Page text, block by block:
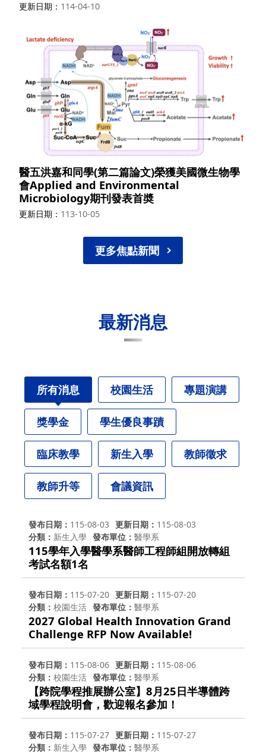
更新日期 114-04-10
醫五洪嘉和同學(第二篇論文)榮獲美國微生物學
會Applied and Environmental
Microbiology期刊發表首奬
更新日期 113-10-05
更多焦點新聞
最新消息
所有消息 校園生活 專題演講
獎學金 學生優良事蹟
臨床教學 新生入學 教師徵求
教師升等 會議資訊
發布日期 115-08-03 更新日期
115-08-03
分類
新生入學 發布單位 醫學系
115學年入學醫學系醫師工程師組開放轉組
考試名額1名
發布日期 115-07-20 更新日期
115-07-20
分類
校園生活 發布單位 醫學系
2027 Global Health Innovation Grand
Challenge RFP Now Available!
發布日期 115-08-06 更新日期
115-08-06
分類
校園生活 發布單位 醫學系
【跨院學程推展辦公室】8月25日半導體跨
域學程說明會，歡迎報名參加！
發布日期 115-07-27 更新日期
115-07-27
分類
新生入學 發布單位 醫學系